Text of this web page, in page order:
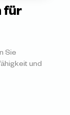
für
Sie
und